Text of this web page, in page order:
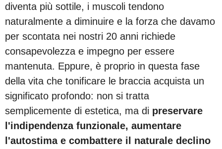
diventa più sottile, i muscoli tendono
naturalmente a diminuire e la forza che davamo
per scontata nei nostri 20 anni richiede
consapevolezza e impegno per essere
mantenuta. Eppure, è proprio in questa fase
della vita che tonificare le braccia acquista un
significato profondo: non si tratta
semplicemente di estetica, ma di preservare
l'indipendenza funzionale, aumentare
l'autostima e combattere il naturale declino